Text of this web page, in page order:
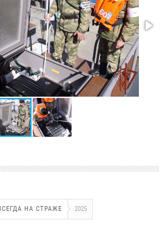
НА СТРАЖЕ 2025